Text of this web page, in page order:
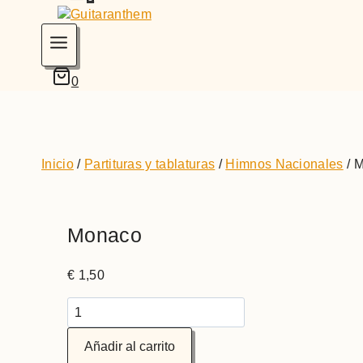
0
Inicio / Partituras y tablaturas / Himnos Nacionales /
Monaco
€ 1,50
Monaco
cantidad
Añadir al carrito